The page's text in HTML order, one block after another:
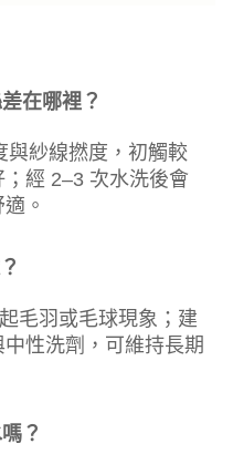
在哪裡？
與紗線撚度，初觸較
經 2–3 次水洗後會
。
毛羽或毛球現象；建
性洗劑，可維持長期
？